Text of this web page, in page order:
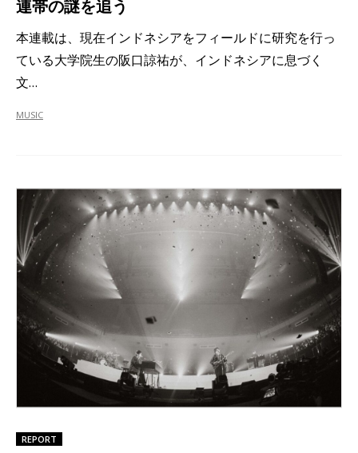
連帯の謎を追う
本連載は、現在インドネシアをフィールドに研究を行っ
ている大学院生の阪口諒祐が、インドネシアに息づく
文…
MUSIC
REPORT